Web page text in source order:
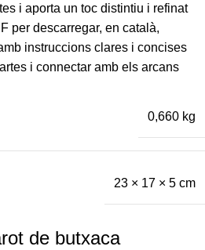
i aporta un toc distintiu i refinat
per descarregar, en català,
instruccions clares i concises
i connectar amb els arcans
0,660 kg
23 × 17 × 5 cm
de butxaca